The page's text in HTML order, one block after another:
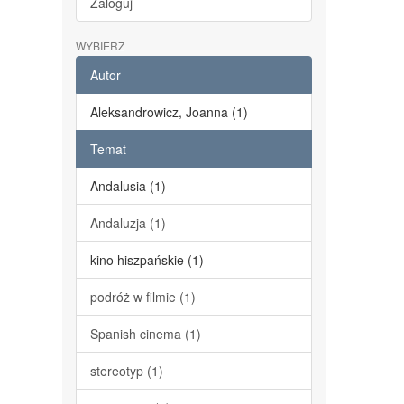
WYBIERZ
Autor
Aleksandrowicz, Joanna (1)
Temat
Andalusia (1)
Andaluzja (1)
kino hiszpańskie (1)
podróż w filmie (1)
Spanish cinema (1)
stereotyp (1)